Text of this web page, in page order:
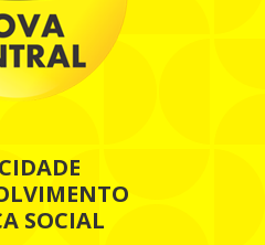
SOCIAL